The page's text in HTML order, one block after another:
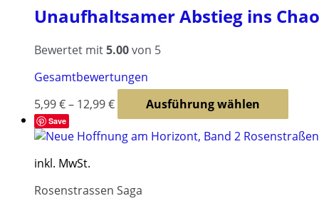
Unaufhaltsamer Abstieg ins
Bewertet mit5.00von 5
Gesamtbewertungen
5,99€– 12,99€ Ausführung wählen
weist
Save
inkl. MwSt.
Rosenstrassen Saga